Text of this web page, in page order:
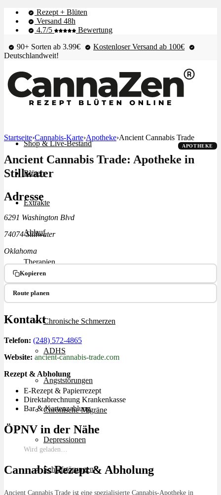
Rezept + Blüten
Versand 48h
4.7/5
Bewertung
90+ Sorten ab 3.99€
Kostenloser Versand ab 100€
Deutschlandweit!
Shop & Live-Bestand
Blüten
Extrakte
Ablauf
Therapien
Alle Krankheiten
Chronische Schmerzen
ADHS
Angststörungen
Chronische Migräne
Depressionen
Schlafstörungen
Startseite›Cannabis-Karte›Apotheke›Ancient Cannabis Trade
APOTHEKE
Ancient Cannabis Trade: Apotheke in
Stillwater
Adresse
6291 Washington Blvd
74074 Stillwater
Oklahoma
Kopieren
Route planen
Kontakt
Telefon: (248) 572-4865
Website: ancient-cannabis-trade.com
Rezept & Abholung
E-Rezept & Papierrezept
Direktabrechnung Krankenkasse
Bar & Kartenzahlung
ÖPNV in der Nähe
Wird geladen…
Cannabis Rezept & Abholung
Ancient Cannabis Trade ist eine spezialisierte Cannabis-Apotheke in